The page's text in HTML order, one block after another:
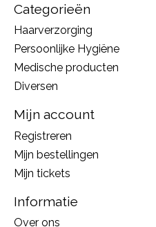
Categorieën
Haarverzorging
Persoonlijke Hygiëne
Medische producten
Diversen
Mijn account
Registreren
Mijn bestellingen
Mijn tickets
Informatie
Over ons